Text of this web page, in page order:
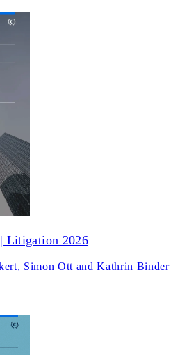
| Litigation 2026
Simon Ott and Kathrin Binder